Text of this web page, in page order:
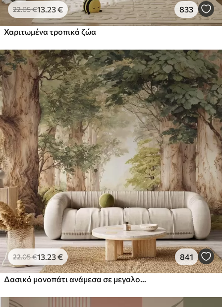
22.05€13 .23€ 833
Χαριτωμένα τροπικά ζώα
22.05€13 .23€ 841